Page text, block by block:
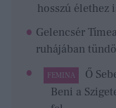
hosszú élethez
Gelencsér
ruhájában
FEMINA
Ő
Beni a